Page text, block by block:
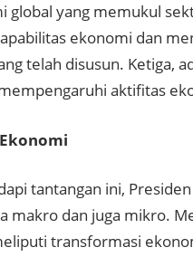
global yang memukul
ekonomi dan
telah disusun. Ketiga,
aktifitas
tantangan ini,
makro dan juga mikro.
transformasi